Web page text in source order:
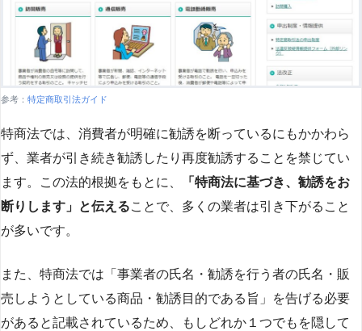
参考： 特定商取引法ガイド
特商法では、消費者が明確に勧誘を断っているにもかかわら
ず、業者が引き続き勧誘したり再度勧誘することを禁じてい
ます。この法的根拠をもとに、
「特商法に基づき、勧誘をお
断りします」と伝えることで、多くの業者は引き下がること
が多いです​​。
また、特商法では「事業者の氏名・勧誘を行う者の氏名・販
売しようとしている商品・勧誘目的である旨」を告げる必要
があると記載されているため、もしどれか１つでもを隠して